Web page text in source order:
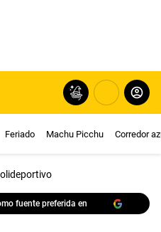
Feriado Machu Picchu Corredor
fuente preferida en